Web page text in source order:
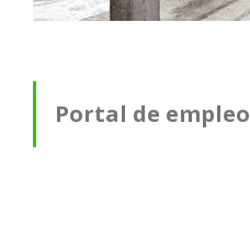
Portal de empleo